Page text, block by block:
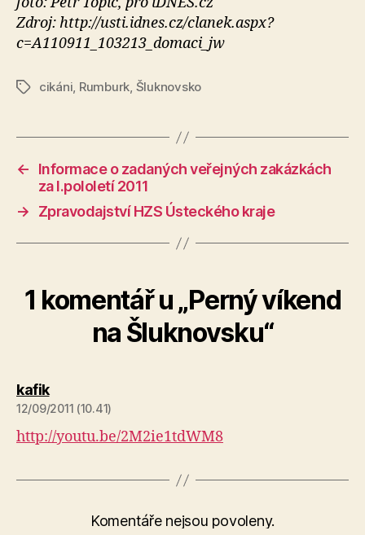
Zdroj: http://usti.idnes.cz/clanek.aspx?
c=A110911_103213_domaci_jw
Štítkycikáni, Rumburk, Šluknovsko
←
Informace o zadaných veřejných zakázkách
za I.pololetí 2011
→
Zpravodajství HZS Ústeckého kraje
1 komentář u „Perný víkend
na Šluknovsku“
kafik
12/09/2011 (10.41)
http://youtu.be/2M2ie1tdWM8
Komentáře nejsou povoleny.